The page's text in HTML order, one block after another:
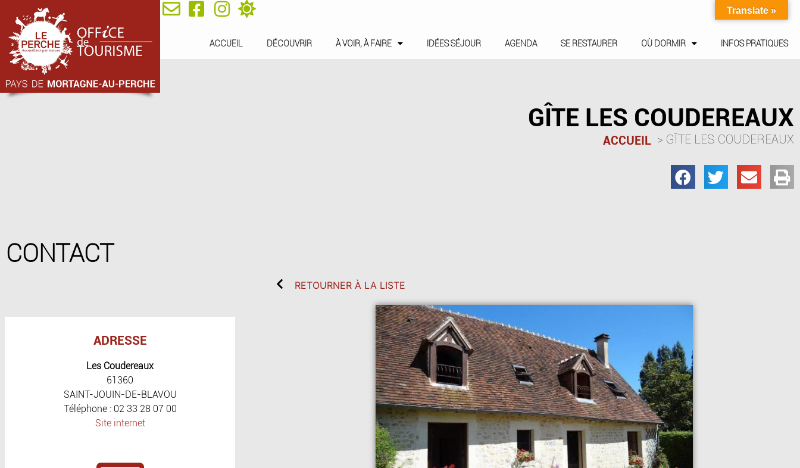
ACCUEIL DÉCOUVRIR À VOIR, À FAIRE IDÉES SÉJOUR AGENDA SE RESTAURER OÙ DORMIR INFOS PRATIQUES
GÎTE LES COUDEREAUX
ACCUEIL GÎTE LES COUDEREAUX
CONTACT
ADRESSE
Les Coudereaux
61360
SAINT-JOUIN-DE-BLAVOU
Téléphone : 02 33 28 07 00
Site internet
RETOURNER À LA LISTE
Translate »